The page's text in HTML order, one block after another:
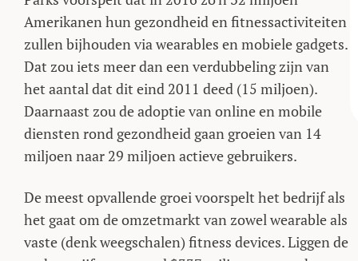
Amerikanen hun gezondheid en fitnessactiviteiten
zullen bijhouden via wearables en mobiele gadgets.
Dat zou iets meer dan een verdubbeling zijn van
het aantal dat dit eind 2011 deed (15 miljoen).
Daarnaast zou de adoptie van online en mobile
diensten rond gezondheid gaan groeien van 14
miljoen naar 29 miljoen actieve gebruikers.
De meest opvallende groei voorspelt het bedrijf als
het gaat om de omzetmarkt van zowel wearable als
vaste (denk weegschalen) fitness devices. Liggen de